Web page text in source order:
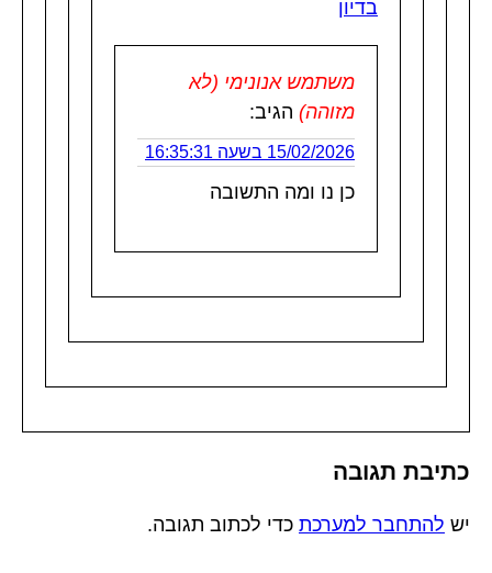
בדיון
משתמש אנונימי (לא
מזוהה) הגיב:
15/02/2026 בשעה 16:35:31
כן נו ומה התשובה
כתיבת תגובה
יש להתחבר למערכת כדי לכתוב תגובה.